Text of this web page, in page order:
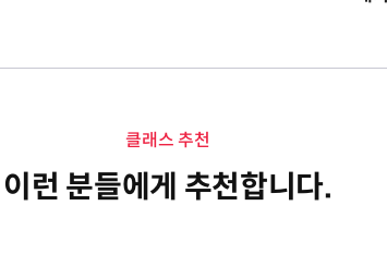
클래스 추천
이런 분들에게 추천합니다.